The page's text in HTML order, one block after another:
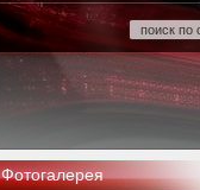
Фотогалерея